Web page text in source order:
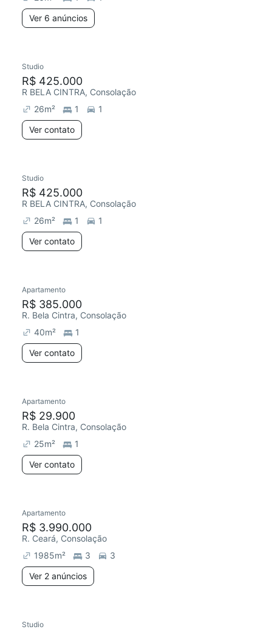
Ver 6 anúncios
Studio
R$ 425.000
R BELA CINTRA, Consolação
26m² 1
1
Ver contato
Studio
R$ 425.000
R BELA CINTRA, Consolação
26m² 1
1
Ver contato
Apartamento
R$ 385.000
R. Bela Cintra, Consolação
40m²
1
Ver contato
Apartamento
R$ 29.900
R. Bela Cintra, Consolação
25m²
1
Ver contato
Apartamento
R$ 3.990.000
R. Ceará, Consolação
1985m² 3
3
Ver 2 anúncios
Studio